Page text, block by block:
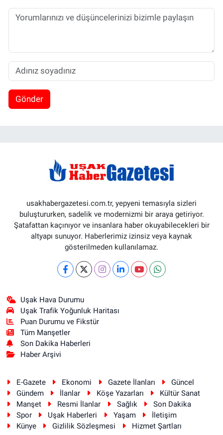
Gönder
usakhabergazetesi.com.tr, yepyeni temasıyla sizleri
buluştururken, sadelik ve modernizmi bir araya getiriyor.
Şatafattan kaçınıyor ve insanlara haber okuyabilecekleri bir
altyapı sunuyor. Haberlerimiz izinsiz veya kaynak
gösterilmeden kullanılamaz.
Uşak Hava Durumu
Uşak Trafik Yoğunluk Haritası
Puan Durumu ve Fikstür
Tüm Manşetler
Son Dakika Haberleri
Haber Arşivi
E-Gazete Ekonomi Gazete İlanları
Güncel
Gündem
İlanlar Köşe Yazarları
Kültür Sanat
Manşet
Resmi İlanlar Sağlık
Son Dakika
Spor
Uşak Haberleri Yaşam
İletişim
Künye
Gizlilik Sözleşmesi Hizmet Şartları